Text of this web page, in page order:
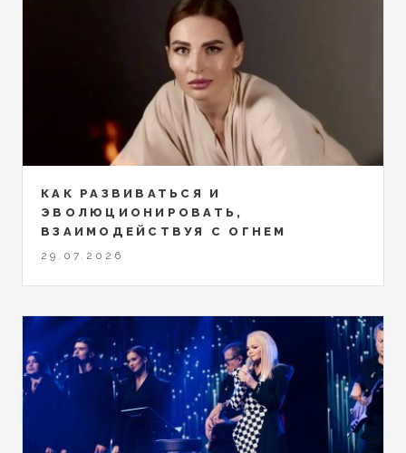
КАК РАЗВИВАТЬСЯ И
ЭВОЛЮЦИОНИРОВАТЬ,
ВЗАИМОДЕЙСТВУЯ С ОГНЕМ
29.07.2026